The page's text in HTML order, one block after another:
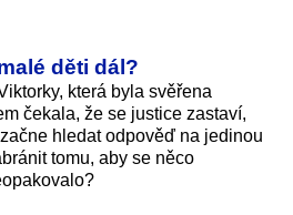
děti dál?
která byla svěřena
čekala, že se justice zastaví,
hledat odpověď na jedinou
tomu, aby se něco